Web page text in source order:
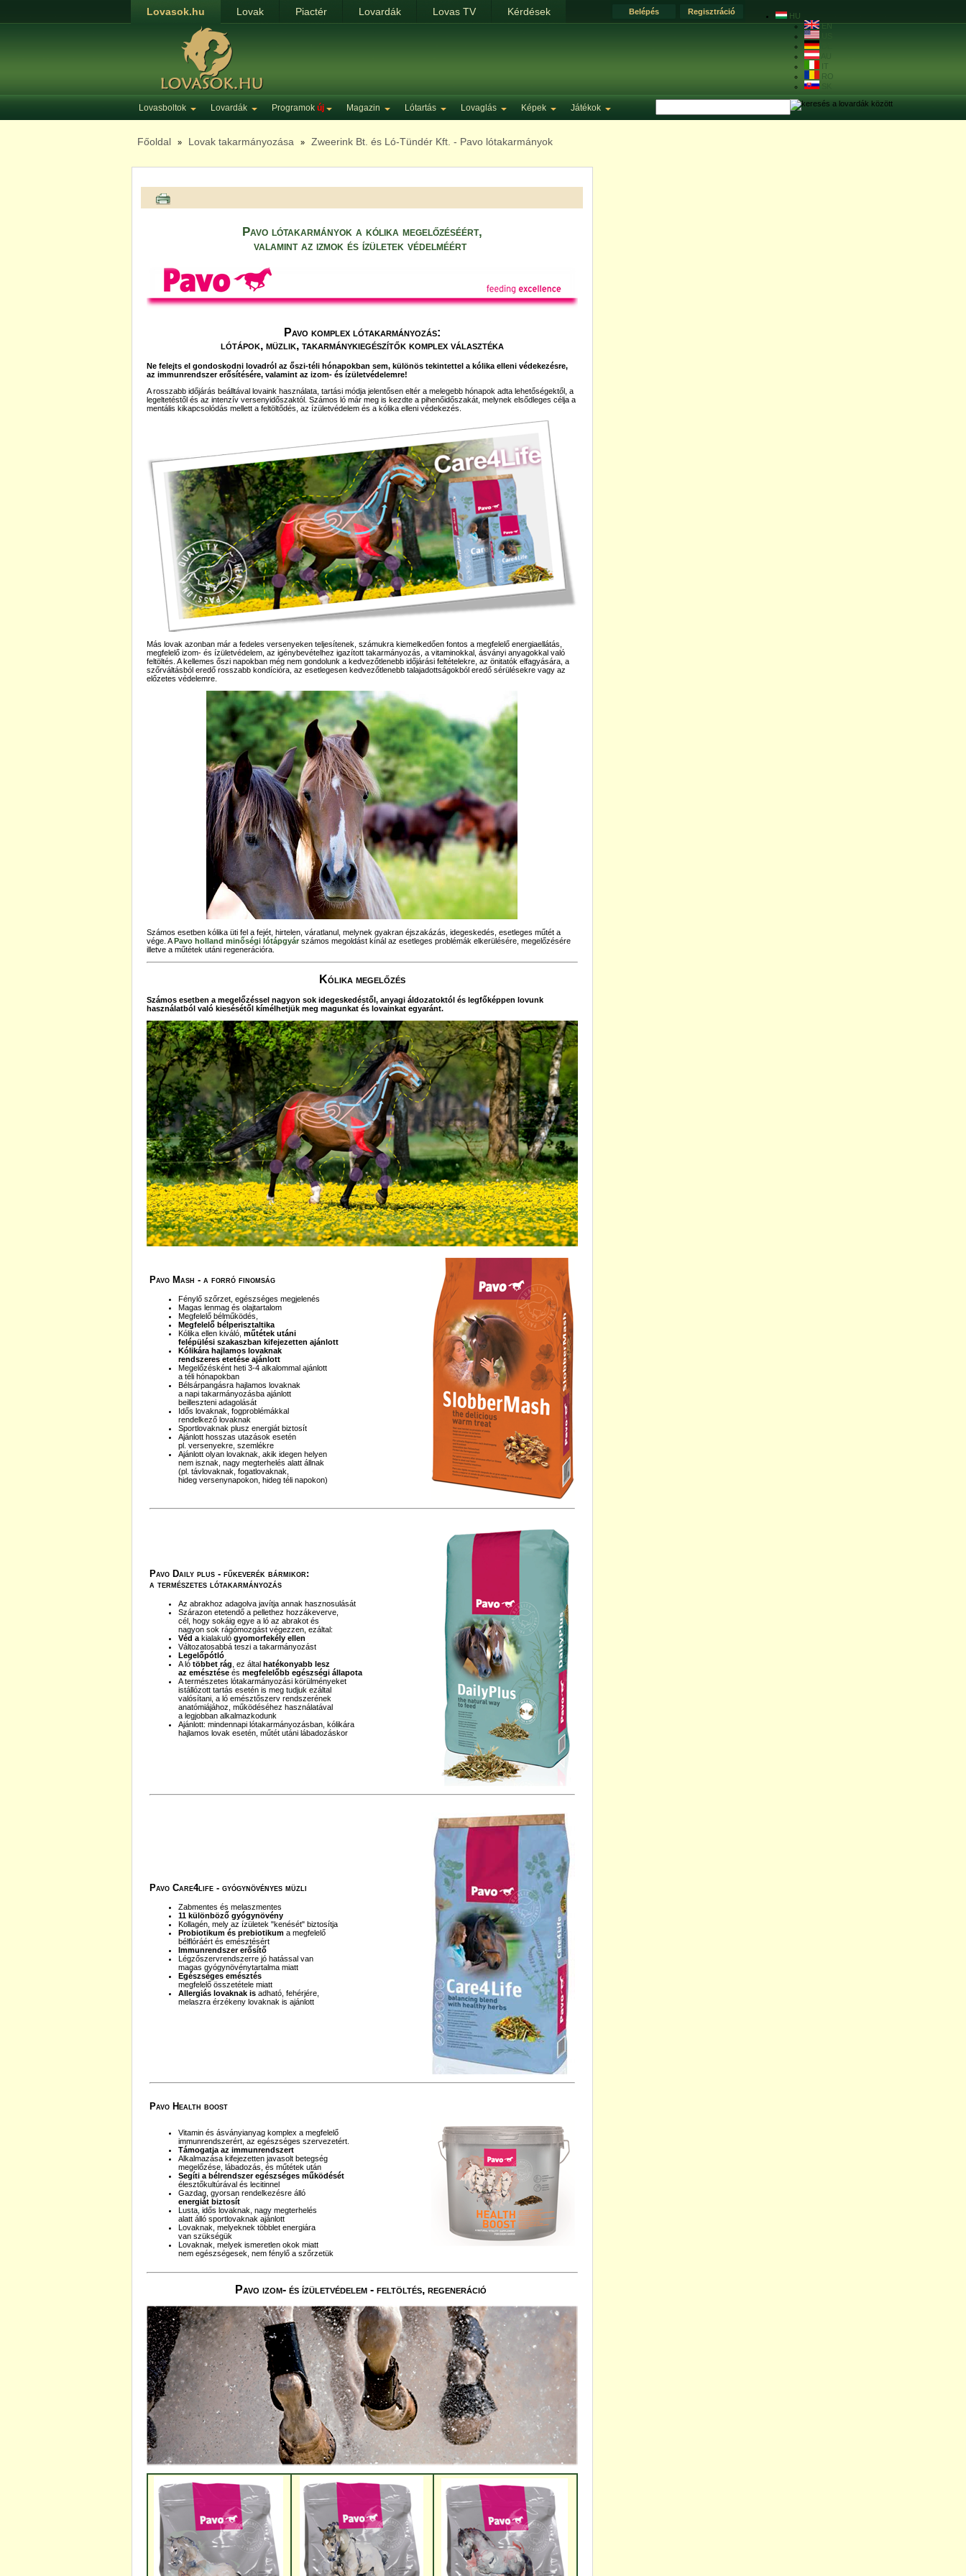
Lovasok.hu Lovak Piactér Lovardák Lovas TV Kérdések Belépés Regisztráció
HU
EN
US
DE
AU
IT
RO
SK
Lovasboltok Lovardák Programok új Magazin Lótartás Lovaglás Képek Játékok
Főoldal » Lovak takarmányozása » Zweerink Bt. és Ló-Tündér Kft. - Pavo lótakarmányok
Pavo lótakarmányok a kólika megelőzéséért,
valamint az izmok és ízületek védelméért
Pavo komplex lótakarmányozás:
lótápok, müzlik, takarmánykiegészítők komplex választéka
Ne felejts el gondoskodni lovadról az őszi-téli hónapokban sem, különös tekintettel a kólika elleni védekezésre,
az immunrendszer erősítésére, valamint az izom- és ízületvédelemre!
A rosszabb időjárás beálltával lovaink használata, tartási módja jelentősen eltér a melegebb hónapok adta lehetőségektől, a
legeltetéstől és az intenzív versenyidőszaktól. Számos ló már meg is kezdte a pihenőidőszakát, melynek elsődleges célja a
mentális kikapcsolódás mellett a feltöltődés, az ízületvédelem és a kólika elleni védekezés.
Más lovak azonban már a fedeles versenyeken teljesítenek, számukra kiemelkedően fontos a megfelelő energiaellátás,
megfelelő izom- és ízületvédelem, az igénybevételhez igazított takarmányozás, a vitaminokkal, ásványi anyagokkal való
feltöltés. A kellemes őszi napokban még nem gondolunk a kedvezőtlenebb időjárási feltételekre, az önitatók elfagyására, a
szőrváltásból eredő rosszabb kondícióra, az esetlegesen kedvezőtlenebb talajadottságokból eredő sérülésekre vagy az
előzetes védelemre.
Számos esetben kólika üti fel a fejét, hirtelen, váratlanul, melynek gyakran éjszakázás, idegeskedés, esetleges műtét a
vége. A Pavo holland minőségi lótápgyárszámos megoldást kínál az esetleges problémák elkerülésére, megelőzésére
illetve a műtétek utáni regenerációra.
Kólika megelőzés
Számos esetben a megelőzéssel nagyon sok idegeskedéstől, anyagi áldozatoktól és legfőképpen lovunk
használatból való kiesésétől kímélhetjük meg magunkat és lovainkat egyaránt.
Pavo Mash - a forró finomság
Fénylő szőrzet, egészséges megjelenés
Magas lenmag és olajtartalom
Megfelelő bélműködés,
Megfelelő bélperisztaltika
Kólika ellen kiváló, műtétek utáni
felépülési szakaszban kifejezetten ajánlott
Kólikára hajlamos lovaknak
rendszeres etetése ajánlott
Megelőzésként heti 3-4 alkalommal ajánlott
a téli hónapokban
Bélsárpangásra hajlamos lovaknak
a napi takarmányozásba ajánlott
beilleszteni adagolását
Idős lovaknak, fogproblémákkal
rendelkező lovaknak
Sportlovaknak plusz energiát biztosít
Ajánlott hosszas utazások esetén
pl. versenyekre, szemlékre
Ajánlott olyan lovaknak, akik idegen helyen
nem isznak, nagy megterhelés alatt állnak
(pl. távlovaknak, fogatlovaknak,
hideg versenynapokon, hideg téli napokon)
Pavo Daily plus - fűkeverék bármikor:
a természetes lótakarmányozás
Az abrakhoz adagolva javítja annak hasznosulását
Szárazon etetendő a pellethez hozzákeverve,
cél, hogy sokáig egye a ló az abrakot és
nagyon sok rágómozgást végezzen, ezáltal:
Véd akialakuló gyomorfekély ellen
Változatosabbá teszi a takarmányozást
Legelőpótló
A ló többet rág , ez által hatékonyabb lesz
az emésztéseés megfelelőbb egészségi állapota
A természetes lótakarmányozási körülményeket
istállózott tartás esetén is meg tudjuk ezáltal
valósítani, a ló emésztőszerv rendszerének
anatómiájához, működéséhez használatával
a legjobban alkalmazkodunk
Ajánlott: mindennapi lótakarmányozásban, kólikára
hajlamos lovak esetén, műtét utáni lábadozáskor
Pavo Care4life - gyógynövényes müzli
Zabmentes és melaszmentes
11 különböző gyógynövény
Kollagén, mely az ízületek "kenését" biztosítja
Probiotikum és prebiotikuma megfelelő
bélflóráért és emésztésért
Immunrendszer erősítő
Légzőszervrendszerre jó hatással van
magas gyógynövénytartalma miatt
Egészséges emésztés
megfelelő összetétele miatt
Allergiás lovaknak isadható, fehérjére,
melaszra érzékeny lovaknak is ajánlott
Pavo Health boost
Vitamin és ásványianyag komplex a megfelelő
immunrendszerért, az egészséges szervezetért.
Támogatja az immunrendszert
Alkalmazása kifejezetten javasolt betegség
megelőzése, lábadozás, és műtétek után
Segíti a bélrendszer egészséges működését
élesztőkultúrával és lecitinnel
Gazdag, gyorsan rendelkezésre álló
energiát biztosít
Lusta, idős lovaknak, nagy megterhelés
alatt álló sportlovaknak ajánlott
Lovaknak, melyeknek többlet energiára
van szükségük
Lovaknak, melyek ismeretlen okok miatt
nem egészségesek, nem fénylő a szőrzetük
Pavo izom- és ízületvédelem - feltöltés, regeneráció